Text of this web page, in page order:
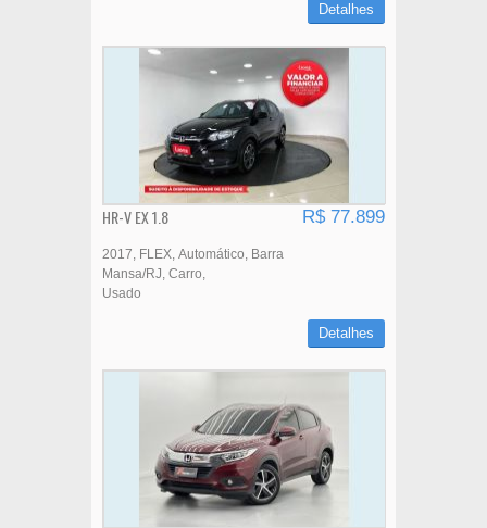
Detalhes
HR-V EX 1.8 R$ 77.899
2017 FLEX Automático
Barra
Mansa/RJ Carro
Usado
Detalhes